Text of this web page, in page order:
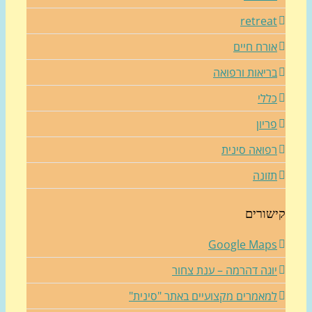
חיים
ורפואה
סינית
Google
דהרמה – ענת צחור
מקצועיים באתר "סינית"